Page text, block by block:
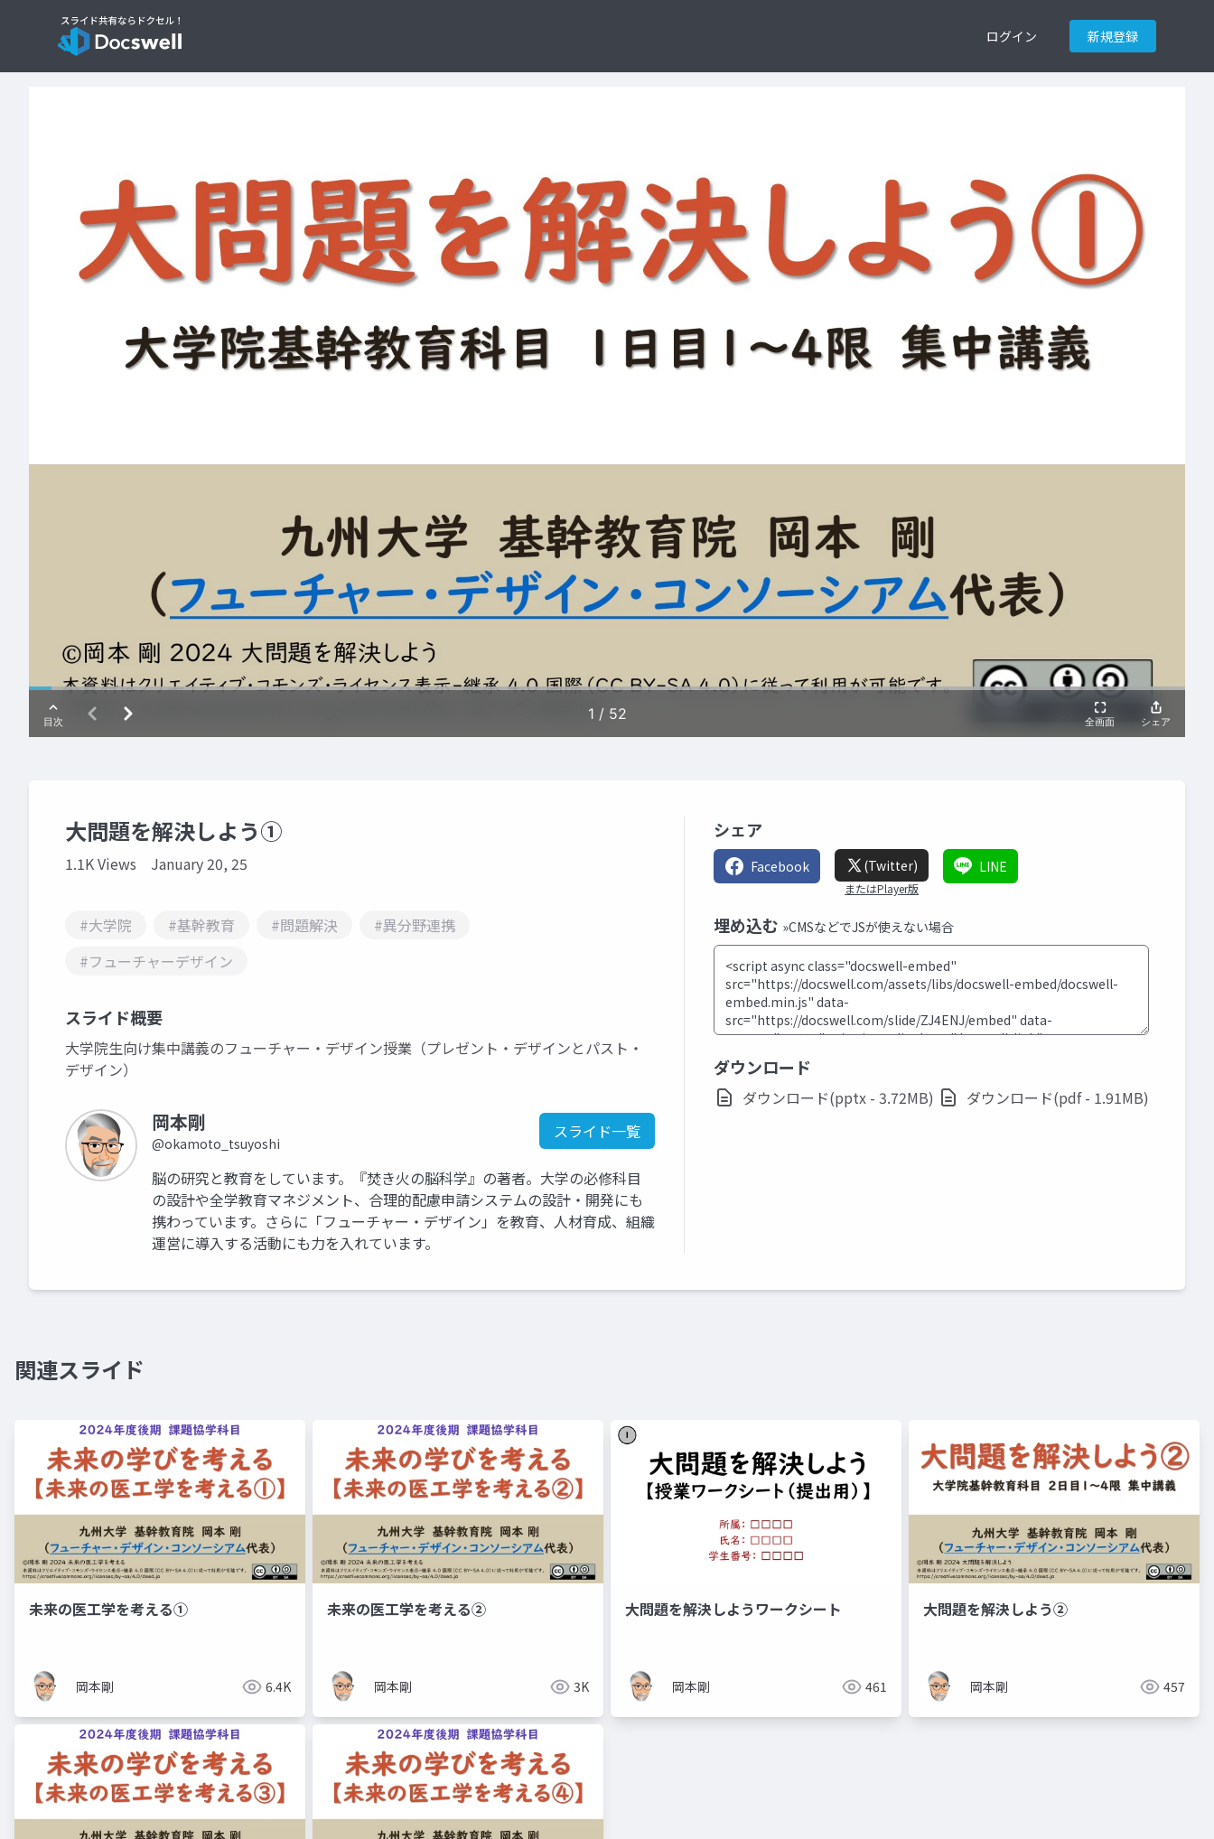
ログイン 新規登録
大問題を解決しよう①
1.1K Views January 20, 25
#大学院 #基幹教育 #問題解決
#異分野連携
#フューチャーデザイン
スライド概要
大学院生向け集中講義のフューチャー・デザイン授業（プレゼント・デザインとパスト・
デザイン）
岡本剛
@okamoto_tsuyoshi
スライド一覧
脳の研究と教育をしています。『焚き火の脳科学』の著者。大学の必修科目
の設計や全学教育マネジメント、合理的配慮申請システムの設計・開発にも
携わっています。さらに「フューチャー・デザイン」を教育、人材育成、組織
運営に導入する活動にも力を入れています。
シェア
Facebook (Twitter)
またはPlayer版
LINE
埋め込む »CMSなどでJSが使えない場合
ダウンロード
ダウンロード(pptx - 3.72MB) ダウンロード(pdf - 1.91MB)
関連スライド
未来の医工学を考える①
岡本剛 6.4K
未来の医工学を考える②
岡本剛 3K
大問題を解決しようワークシート
岡本剛 461
大問題を解決しよう②
岡本剛 457